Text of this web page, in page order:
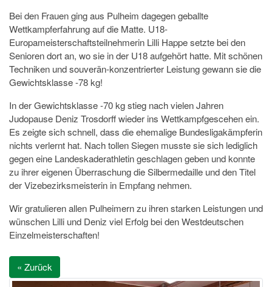
Bei den Frauen ging aus Pulheim dagegen geballte
Wettkampferfahrung auf die Matte. U18-
Europameisterschaftsteilnehmerin Lilli Happe setzte bei den
Senioren dort an, wo sie in der U18 aufgehört hatte. Mit schönen
Techniken und souverän-konzentrierter Leistung gewann sie die
Gewichtsklasse -78 kg!
In der Gewichtsklasse -70 kg stieg nach vielen Jahren
Judopause Deniz Trosdorff wieder ins Wettkampfgescehen ein.
Es zeigte sich schnell, dass die ehemalige Bundesligakämpferin
nichts verlernt hat. Nach tollen Siegen musste sie sich lediglich
gegen eine Landeskaderathletin geschlagen geben und konnte
zu ihrer eigenen Überraschung die Silbermedaille und den Titel
der Vizebezirksmeisterin in Empfang nehmen.
Wir gratulieren allen Pulheimern zu ihren starken Leistungen und
wünschen Lilli und Deniz viel Erfolg bei den Westdeutschen
Einzelmeisterschaften!
« Zurück